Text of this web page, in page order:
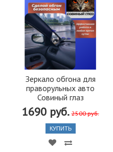
Зеркало обгона для
праворульных авто
Совиный глаз
1690 руб. 2500 руб.
КУПИТЬ